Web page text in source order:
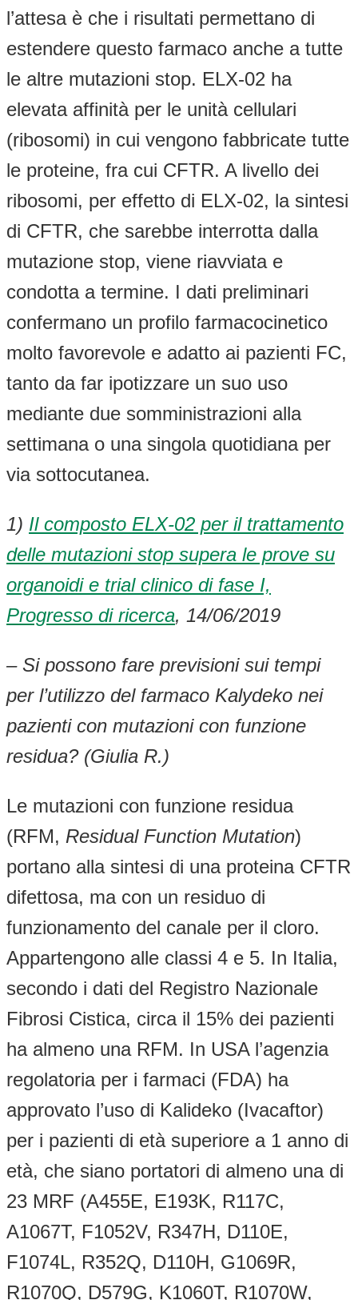
l’attesa è che i risultati permettano di
estendere questo farmaco anche a tutte
le altre mutazioni stop. ELX-02 ha
elevata affinità per le unità cellulari
(ribosomi) in cui vengono fabbricate tutte
le proteine, fra cui CFTR. A livello dei
ribosomi, per effetto di ELX-02, la sintesi
di CFTR, che sarebbe interrotta dalla
mutazione stop, viene riavviata e
condotta a termine. I dati preliminari
confermano un profilo farmacocinetico
molto favorevole e adatto ai pazienti FC,
tanto da far ipotizzare un suo uso
mediante due somministrazioni alla
settimana o una singola quotidiana per
via sottocutanea.
1) Il composto ELX-02 per il trattamento
delle mutazioni stop supera le prove su
organoidi e trial clinico di fase I,
Progresso di ricerca, 14/06/2019
– Si possono fare previsioni sui tempi
per l’utilizzo del farmaco Kalydeko nei
pazienti con mutazioni con funzione
residua? (Giulia R.)
Le mutazioni con funzione residua
(RFM, Residual Function Mutation)
portano alla sintesi di una proteina CFTR
difettosa, ma con un residuo di
funzionamento del canale per il cloro.
Appartengono alle classi 4 e 5. In Italia,
secondo i dati del Registro Nazionale
Fibrosi Cistica, circa il 15% dei pazienti
ha almeno una RFM. In USA l’agenzia
regolatoria per i farmaci (FDA) ha
approvato l’uso di Kalideko (Ivacaftor)
per i pazienti di età superiore a 1 anno di
età, che siano portatori di almeno una di
23 MRF (A455E, E193K, R117C,
A1067T, F1052V, R347H, D110E,
F1074L, R352Q, D110H, G1069R,
R1070Q, D579G, K1060T, R1070W,